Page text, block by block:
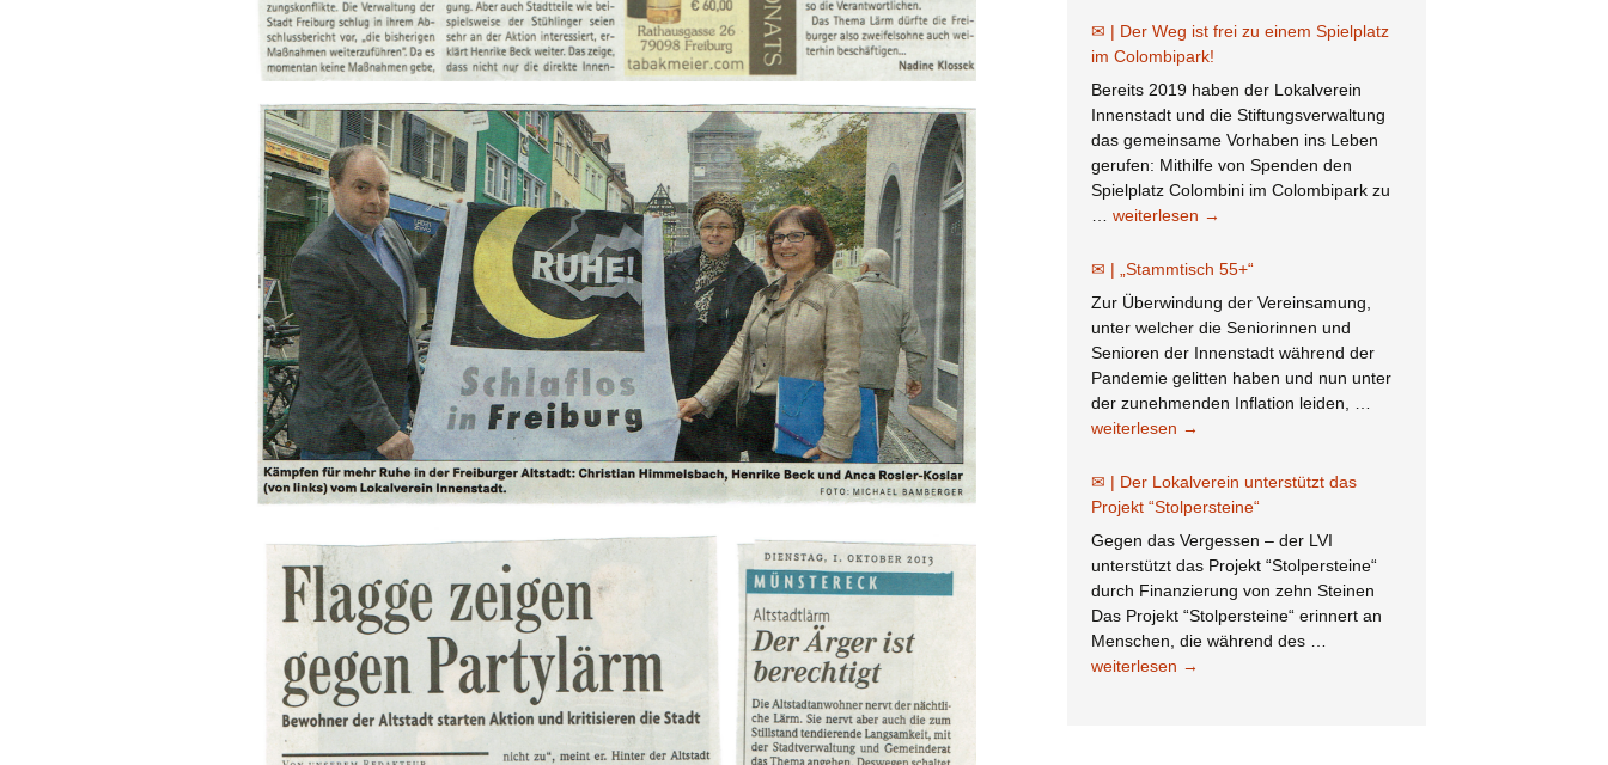
Schwätzbänkle
am
in
der
Innenstadt
Der Weg ist frei zu einem Spielplatz
im Colombipark!
Bereits 2019 haben der Lokalverein
Innenstadt und die Stiftungsverwaltung
das gemeinsame Vorhaben ins Leben
gerufen: Mithilfe von Spenden den
Spielplatz Colombini im Colombipark zu
Der
ist
frei
zu
einem
Spielplatz
im
Colombipark!
weiterlesen →
„Stammtisch 55+“
Zur Überwindung der Vereinsamung,
unter welcher die Seniorinnen und
Senioren der Innenstadt während der
Pandemie gelitten haben und nun unter
der zunehmenden Inflation leiden, …
weiterlesen →
Der Lokalverein unterstützt das
Projekt “Stolpersteine“
Gegen das Vergessen – der LVI
unterstützt das Projekt “Stolpersteine“
durch Finanzierung von zehn Steinen
Das Projekt “Stolpersteine“ erinnert an
Menschen, die während des …
weiterlesen →